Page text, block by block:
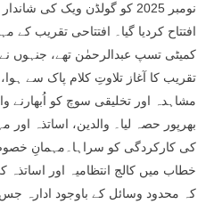
نومبر 2025 کو گولڈن ویک کی
افتتاح کردیا گیا۔ افتتاحی تقریب
کمیٹی تسپ عبدالرحمٰن تھے، جنہوں نے
تقریب کا آغاز تلاوتِ کلام پاک سے
مشاہدہ اور تخلیقی سوچ کو اُبھارنے
بھرپور حصہ لیا۔ والدین، اساتذہ اور
کی کارکردگی کو سراہا۔مہمانِ
خطاب میں کالج انتظامیہ اور
کہ محدود وسائل کے باوجود ادارہ